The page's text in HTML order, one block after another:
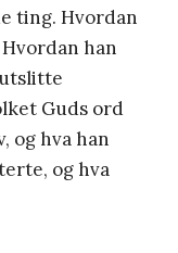
ting. Hvordan
han
Guds ord
og hva han
og hva